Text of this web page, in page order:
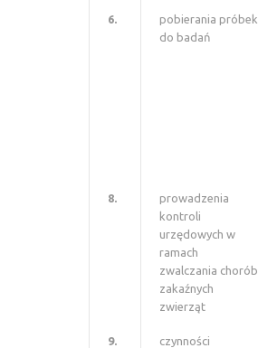
6.
pobierania próbek
do badań
8.
prowadzenia
kontroli
urzędowych w
ramach
zwalczania chorób
zakaźnych
zwierząt
9.
czynności